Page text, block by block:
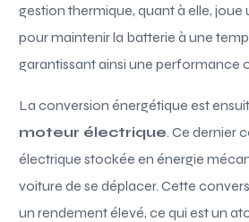
gestion thermique, quant à elle, joue
pour maintenir la batterie à une
garantissant ainsi une performance
La conversion énergétique est
moteur électrique. Ce dernier
électrique stockée en énergie
voiture de se déplacer. Cette
un rendement élevé, ce qui est un